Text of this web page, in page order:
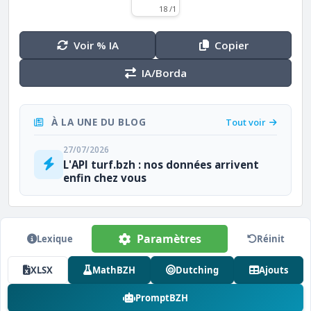
18 /1
Voir % IA
Copier
IA/Borda
À LA UNE DU BLOG Tout voir
27/07/2026
L'API turf.bzh : nos données arrivent
enfin chez vous
Lexique Paramètres Réinit
XLSX MathBZH Dutching Ajouts
PromptBZH